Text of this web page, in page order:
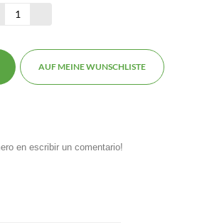
AUF MEINE WUNSCHLISTE
en escribir un comentario!